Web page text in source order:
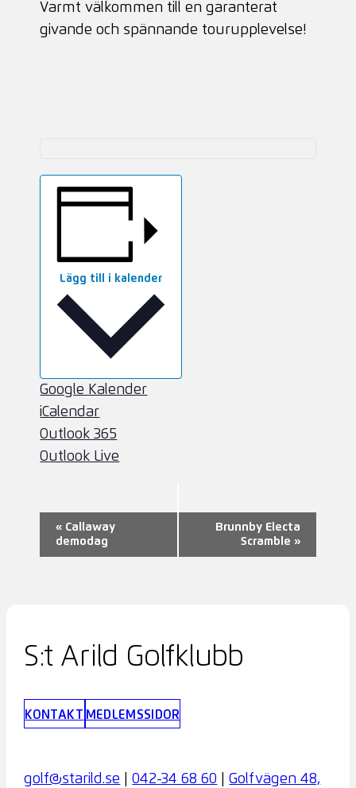
Varmt välkommen till en garanterat
givande och spännande tourupplevelse!
Lägg till i kalender
Google Kalender
iCalendar
Outlook 365
Outlook Live
Evenemang-
navigering
« Callaway
demodag
Brunnby Electa
Scramble »
S:t Arild Golfklubb
KONTAKT MEDLEMSSIDOR
golf@starild.se |042-34 68 60 |Golfvägen 48,